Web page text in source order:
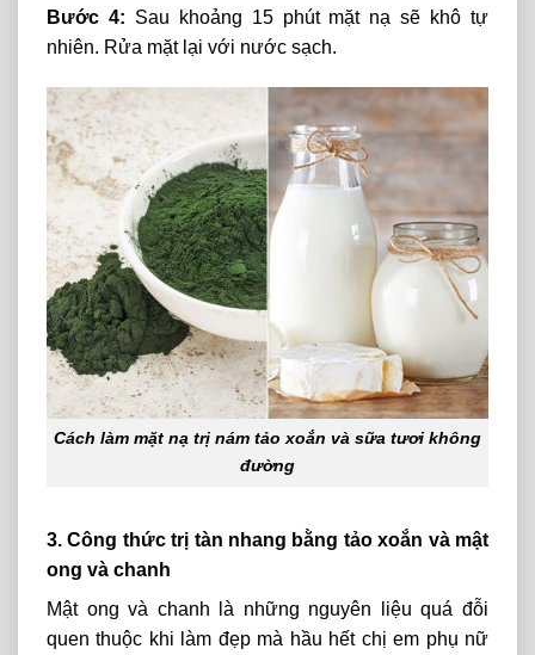
Bước 4: Sau khoảng 15 phút mặt nạ sẽ khô tự
nhiên. Rửa mặt lại với nước sạch.
Cách làm mặt nạ trị nám tảo xoắn và sữa tươi không
đường
3. Công thức trị tàn nhang bằng tảo xoắn và mật
ong và chanh
Mật ong và chanh là những nguyên liệu quá đỗi
quen thuộc khi làm đẹp mà hầu hết chị em phụ nữ